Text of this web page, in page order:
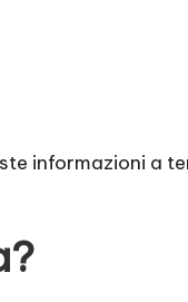
informazioni a